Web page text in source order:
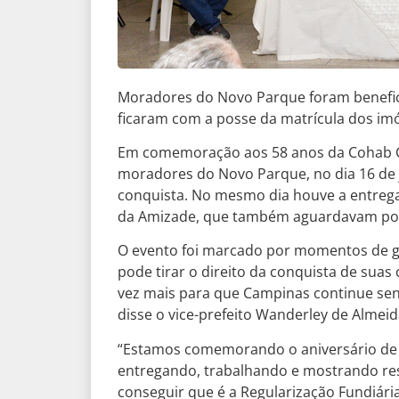
Moradores do Novo Parque foram
ficaram com a posse da matrícula dos
Em comemoração aos 58 anos da
moradores do Novo Parque, no dia 16
conquista. No mesmo dia houve a
da Amizade, que também aguardavam
O evento foi marcado por momentos de
pode tirar o direito da conquista de suas
vez mais para que Campinas continue
disse o vice-prefeito Wanderley de
“Estamos comemorando o aniversário
entregando, trabalhando e mostrando
conseguir que é a Regularização